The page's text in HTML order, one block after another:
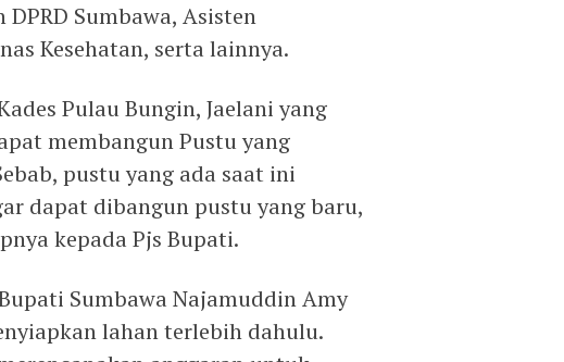
Sumbawa, Asisten
Kesehatan, serta lainnya.
Pulau Bungin, Jaelani yang
membangun Pustu yang
pustu yang ada saat ini
dapat dibangun pustu yang baru,
kepada Pjs Bupati.
Sumbawa Najamuddin Amy
lahan terlebih dahulu.